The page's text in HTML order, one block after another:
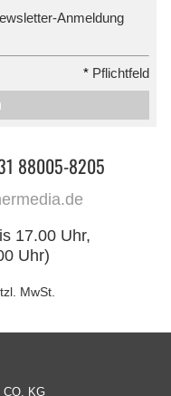
Anmeldung
* Pflichtfeld
88005-8205
17.00 Uhr,
Uhr)
MwSt.
CO. KG